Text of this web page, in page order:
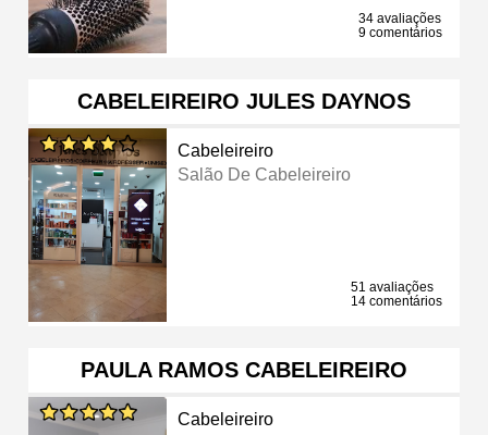
34 avaliações
9 comentários
CABELEIREIRO JULES DAYNOS
Cabeleireiro
Salão De Cabeleireiro
51 avaliações
14 comentários
PAULA RAMOS CABELEIREIRO
Cabeleireiro